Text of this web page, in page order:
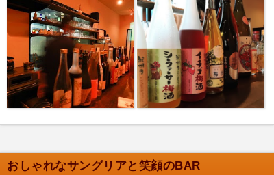
おしゃれなサングリアと笑顔のBAR